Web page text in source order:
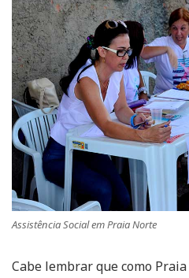
Assistência Social em Praia Norte
Cabe lembrar que como